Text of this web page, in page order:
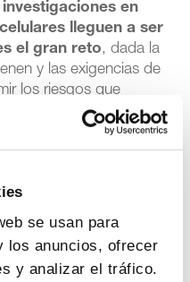
se usan para
los anuncios, ofrecer
y analizar el tráfico.
en
lleguen a ser
el gran reto, dada la
y las exigencias de
los riesgos que
forma parte de la
de la industria